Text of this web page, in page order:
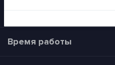
Время работы